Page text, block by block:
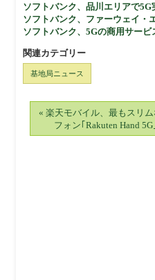
ソフトバンク、品川エリアで
ソフトバンク、ファーウェイ
ソフトバンク、5Gの商用サー
関連カテゴリー
基地局ニュース
« 楽天モバイル、最もスリ
フォン｢Rakuten Hand